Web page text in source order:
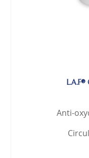
L.A.F®
Anti-